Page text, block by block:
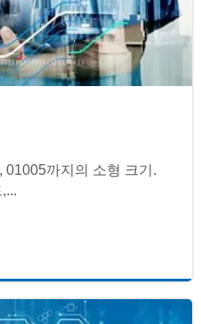
01005까지의 소형 크기.